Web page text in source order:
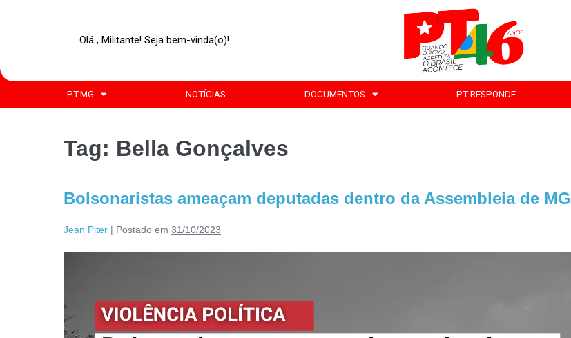
Olá , Militante! Seja bem-vinda(o)!
PT-MG NOTÍCIAS DOCUMENTOS PT RESPONDE
Tag: Bella Gonçalves
Bolsonaristas ameaçam deputadas dentro da Assembleia de MG
Jean Piter | Postado em 31/10/2023